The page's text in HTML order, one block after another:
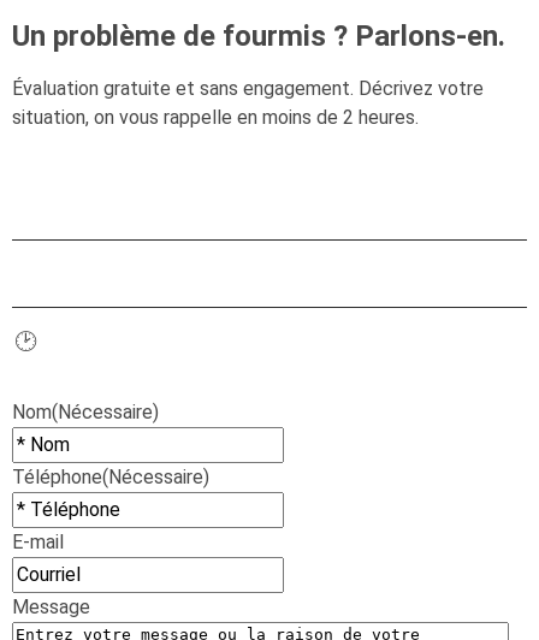
Un problème de fourmis ? Parlons-en.
Évaluation gratuite et sans engagement. Décrivez votre
situation, on vous rappelle en moins de 2 heures.
🕑
Nom(Nécessaire)
Téléphone(Nécessaire)
E-mail
Message